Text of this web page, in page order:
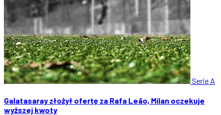
Serie A
Galatasaray złożył ofertę za Rafa Leão, Milan oczekuje
wyższej kwoty